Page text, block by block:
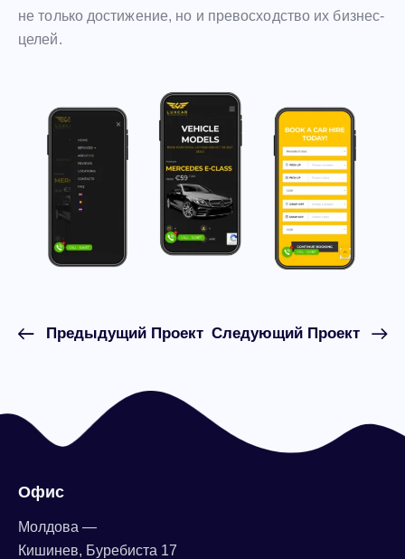
не только достижение, но и превосходство их бизнес-
целей.
Предыдущий Проект Следующий Проект
Офис
Молдова —
Кишинев, Буребиста 17